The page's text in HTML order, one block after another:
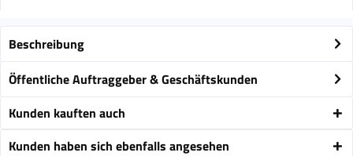
Beschreibung
Öffentliche Auftraggeber & Geschäftskunden
Kunden kauften auch
Kunden haben sich ebenfalls angesehen